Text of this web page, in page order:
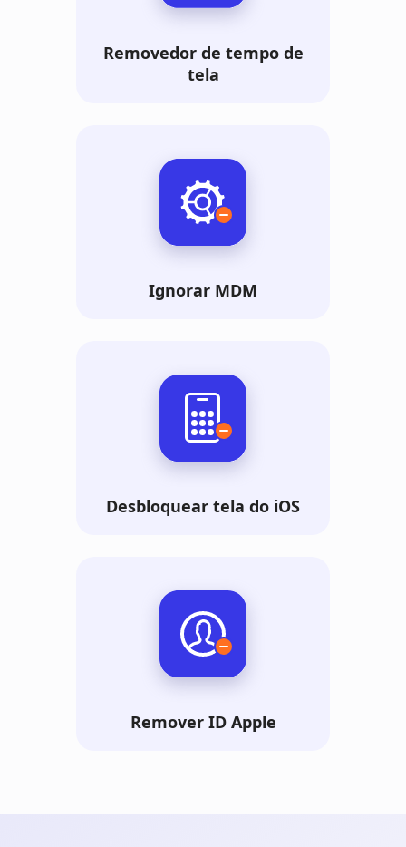
Removedor de tempo de
tela
Ignorar MDM
Desbloquear tela do iOS
Remover ID Apple